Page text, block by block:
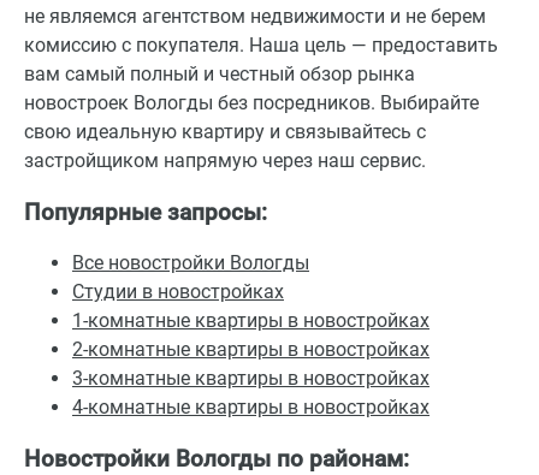
не являемся агентством недвижимости и не берем
комиссию с покупателя. Наша цель — предоставить
вам самый полный и честный обзор рынка
новостроек Вологды без посредников. Выбирайте
свою идеальную квартиру и связывайтесь с
застройщиком напрямую через наш сервис.
Популярные запросы:
Все новостройки Вологды
Студии в новостройках
1-комнатные квартиры в новостройках
2-комнатные квартиры в новостройках
3-комнатные квартиры в новостройках
4-комнатные квартиры в новостройках
Новостройки Вологды по районам: